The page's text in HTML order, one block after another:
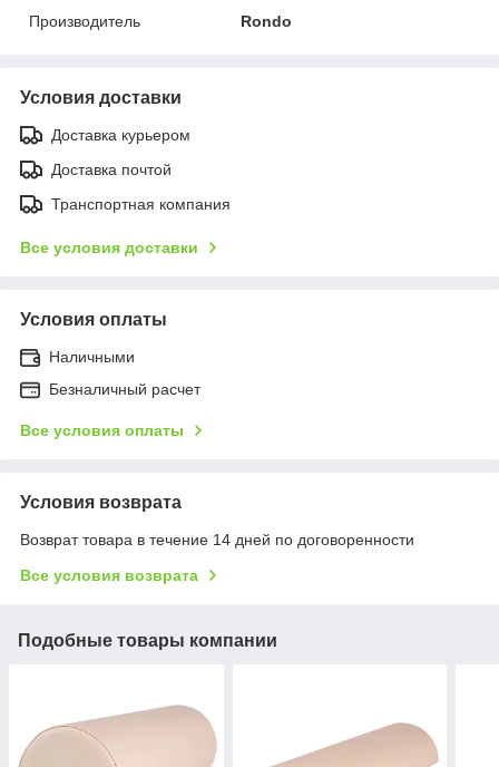
Производитель
Rondo
Условия доставки
Доставка курьером
Доставка почтой
Транспортная компания
Все условия доставки
Условия оплаты
Наличными
Безналичный расчет
Все условия оплаты
Условия возврата
Возврат товара в течение 14 дней по договоренности
Все условия возврата
Подобные товары компании